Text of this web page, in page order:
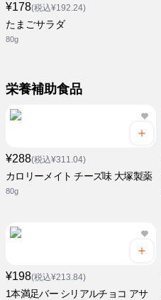
¥178(税込¥192.24)
たまごサラダ
80g
栄養補助食品
¥288(税込¥311.04)
カロリーメイト チーズ味 大塚製薬
80g
¥198(税込¥213.84)
1本満足バー シリアルチョコ アサ